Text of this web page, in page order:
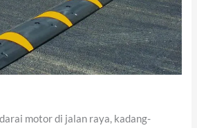
motor di jalan raya, kadang-